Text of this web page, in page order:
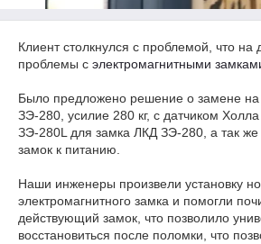
Клиент столкнулся с проблемой, что на
проблемы с электромагнитными
Было предложено решение о замене
ЗЭ-280, усилие 280 кг, с датчиком
ЗЭ-280L для замка ЛКД ЗЭ-280, а так же
замок к питанию.
Наши инженеры произвели установку
электромагнитного замка и помогли
действующий замок, что позволило
восстановиться после поломки, что